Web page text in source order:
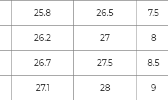
25.8 26.5
7.5
26.2 27
8
26.7 27.5
8.5
27.1 28
9